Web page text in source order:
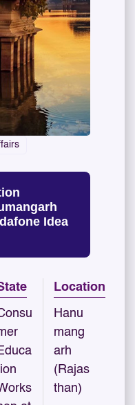
Idea
Location
Hanu
mang
arh
(Rajas
than)